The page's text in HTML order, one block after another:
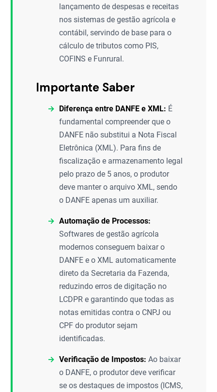
lançamento de despesas e receitas
nos sistemas de gestão agrícola e
contábil, servindo de base para o
cálculo de tributos como PIS,
COFINS e Funrural.
Importante Saber
Diferença entre DANFE e XML: É
fundamental compreender que o
DANFE não substitui a Nota Fiscal
Eletrônica (XML). Para fins de
fiscalização e armazenamento legal
pelo prazo de 5 anos, o produtor
deve manter o arquivo XML, sendo
o DANFE apenas um auxiliar.
Automação de Processos:
Softwares de gestão agrícola
modernos conseguem baixar o
DANFE e o XML automaticamente
direto da Secretaria da Fazenda,
reduzindo erros de digitação no
LCDPR e garantindo que todas as
notas emitidas contra o CNPJ ou
CPF do produtor sejam
identificadas.
Verificação de Impostos: Ao baixar
o DANFE, o produtor deve verificar
se os destaques de impostos (ICMS,